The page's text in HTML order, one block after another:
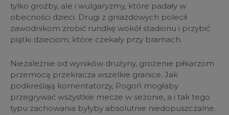
tylko groźby, ale i wulgaryzmy, które padały w
obecności dzieci. Drugi z gniazdowych polecił
zawodnikom zrobić rundkę wokół stadionu i przybić
piątki dzieciom, które czekały przy bramach.
Niezależnie od wyników drużyny, grożenie piłkarzom
przemocą przekracza wszelkie granice. Jak
podkreślają komentatorzy, Pogoń mogłaby
przegrywać wszystkie mecze w sezonie, a i tak tego
typu zachowania byłyby absolutnie niedopuszczalne.